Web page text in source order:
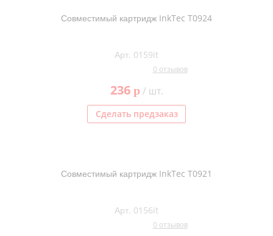
Совместимый картридж InkTec T0924
Арт. 0159it
0 отзывов
236 p/ шт.
Сделать предзаказ
Совместимый картридж InkTec T0921
Арт. 0156it
0 отзывов